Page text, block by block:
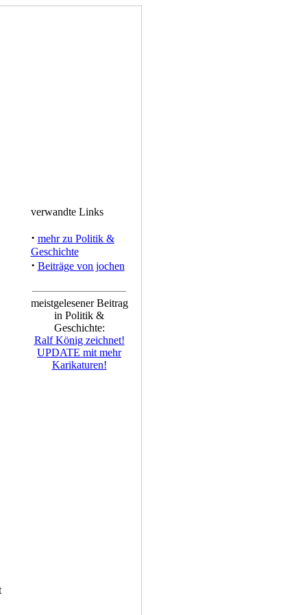
verwandte Links
· mehr zu Politik &
Geschichte
· Beiträge von jochen
meistgelesener Beitrag
in Politik &
Geschichte:
Ralf König zeichnet!
UPDATE mit mehr
Karikaturen!